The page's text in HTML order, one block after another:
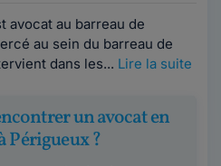
avocat au barreau de
au sein du barreau de
dans les... Lire la suite
un avocat en
Périgueux ?